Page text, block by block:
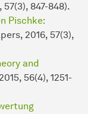
847-848).
Pischke:
2016, 57(3),
and
56(4), 1251-